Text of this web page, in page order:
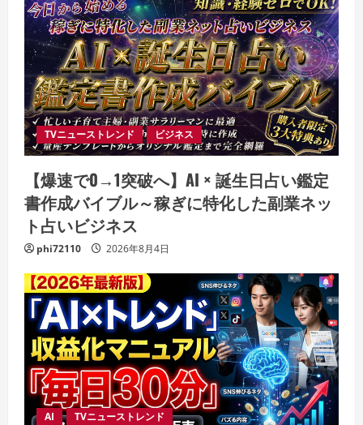
TVニューストレンド ビジネス
【爆速で0→1突破へ】AI × 誕生日占い鑑定
書作成バイブル～稼ぎに特化した副業ネッ
ト占いビジネス
phi72110 2026年8月4日
AI TVニューストレンド